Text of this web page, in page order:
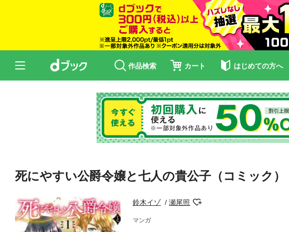
作品検索 カート はじめての方へ
死にやすい公爵令嬢と七人の貴公子（コミック）
鈴木イゾ 瀬尾照
マンガ